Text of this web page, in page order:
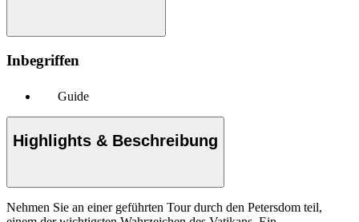
Inbegriffen
Guide
Highlights & Beschreibung
Nehmen Sie an einer geführten Tour durch den Petersdom teil,